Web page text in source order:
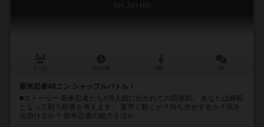
Nin Jan Hoi
新米忍者48ニン シャッフルバトル！
■ストーリー 新米忍者たちが9人組に分かれての団体戦。 あなたは師範
となって戦う順番を考えます。 素早く動くか？待ち伏せするか？罠を
仕掛けるか？ 新米忍者の能力を活か...